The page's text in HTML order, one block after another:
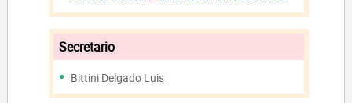
Secretario
Bittini Delgado Luis